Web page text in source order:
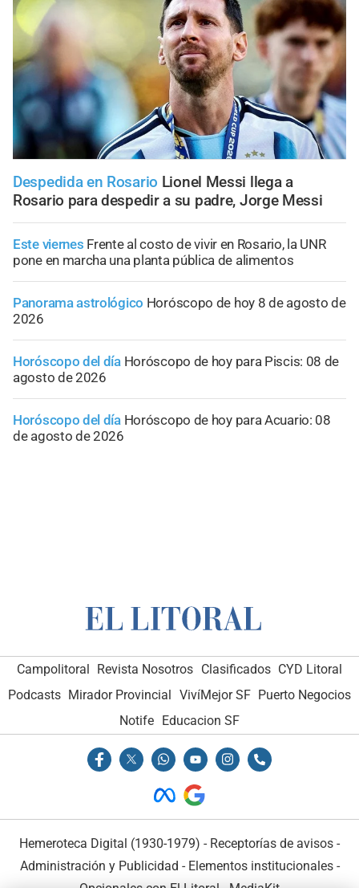
Despedida en Rosario Lionel Messi llega a
Rosario para despedir a su padre, Jorge Messi
Este viernes Frente al costo de vivir en Rosario, la UNR
pone en marcha una planta pública de alimentos
Panorama astrológico Horóscopo de hoy 8 de agosto de
2026
Horóscopo del día Horóscopo de hoy para Piscis: 08 de
agosto de 2026
Horóscopo del día Horóscopo de hoy para Acuario: 08
de agosto de 2026
Campolitoral Revista Nosotros Clasificados CYD Litoral
Podcasts Mirador Provincial VivíMejor SF Puerto Negocios
Notife Educacion SF
Hemeroteca Digital (1930-1979) - Receptorías de avisos -
Administración y Publicidad - Elementos institucionales-